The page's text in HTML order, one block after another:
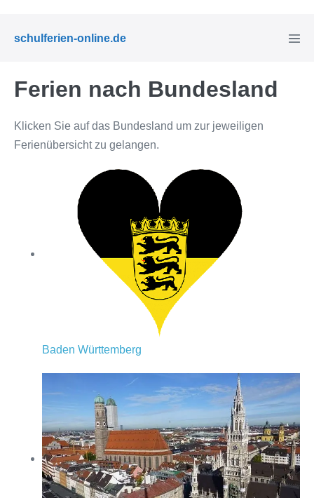
schulferien-online.de
Ferien nach Bundesland
Klicken Sie auf das Bundesland um zur jeweiligen
Ferienübersicht zu gelangen.
Baden Württemberg